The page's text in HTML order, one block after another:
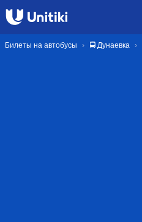
Билеты на автобусы 🚍 Дунаевка